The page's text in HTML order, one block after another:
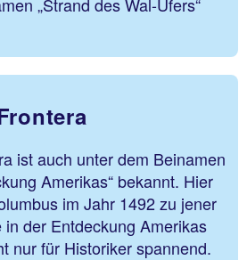
ist auch unter dem Beinamen
Amerikas“ bekannt. Hier
im Jahr 1492 zu jener
der Entdeckung Amerikas
nur für Historiker spannend.